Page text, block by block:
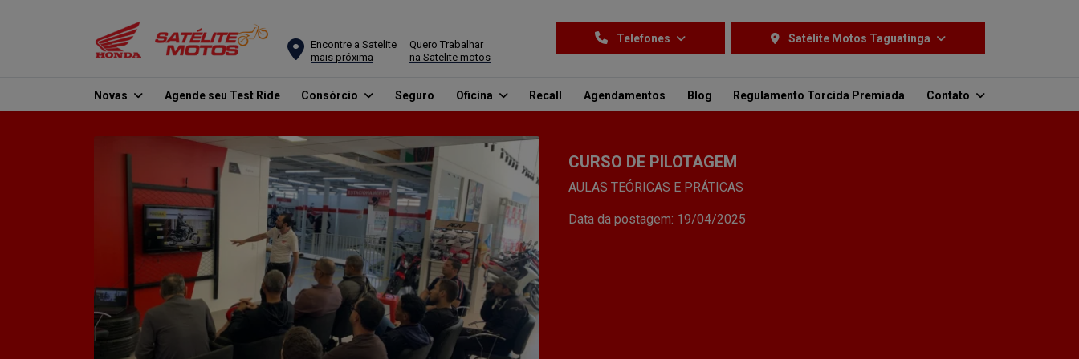
Encontre a Satelite
mais próxima
Quero Trabalhar
na Satelite motos
Telefones Satélite Motos Taguatinga
Novas Agende seu Test Ride Consórcio Seguro Oficina Recall Agendamentos Blog Regulamento Torcida Premiada Contato
CURSO DE PILOTAGEM
AULAS TEÓRICAS E PRÁTICAS
Data da postagem: 19/04/2025